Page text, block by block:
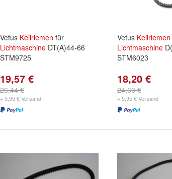
Vetus Keilriemen für
Lichtmaschine DT(A)44-66
STM9725
19,57 €
26,44 €
+ 5,95 € Versand
Vetus Keilriemen
Lichtmaschine
STM6023
18,20 €
24,60 €
+ 5,95 € Versand